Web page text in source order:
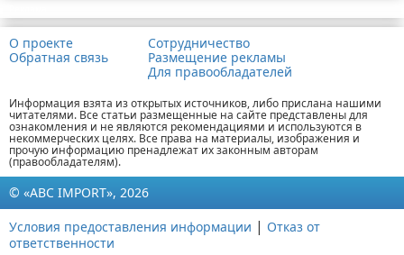
О проекте
Обратная связь
Сотрудничество
Размещение рекламы
Для правообладателей
Информация взята из открытых источников, либо прислана нашими
читателями. Все статьи размещенные на сайте представлены для
ознакомления и не являются рекомендациями и используются в
некоммерческих целях. Все права на материалы, изображения и
прочую информацию пренадлежат их законным авторам
(правообладателям).
© «ABC IMPORT», 2026
Условия предоставления информации | Отказ от
ответственности